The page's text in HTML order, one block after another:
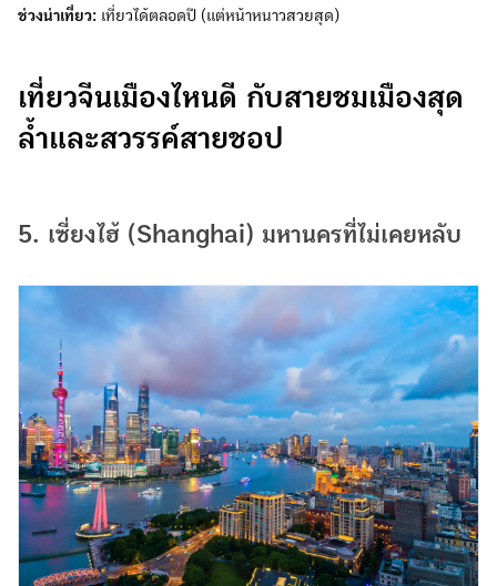
ช่วงน่าเที่ยว: เที่ยวได้ตลอดปี (แต่หน้าหนาวสวยสุด)
เที่ยวจีนเมืองไหนดี กับสายชมเมืองสุด
ล้ำและสวรรค์สายชอป
5. เซี่ยงไฮ้ (Shanghai) มหานครที่ไม่เคยหลับ